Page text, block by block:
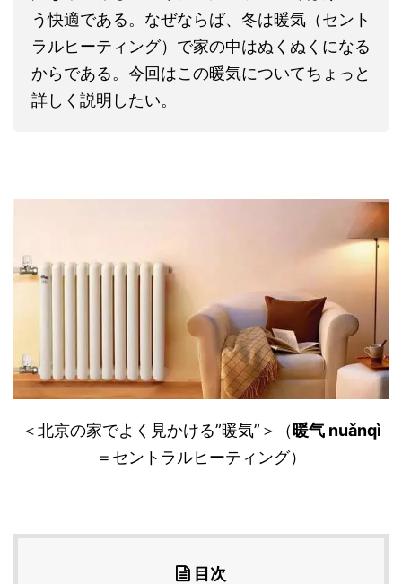
う快適である。なぜならば、冬は暖気（セント
ラルヒーティング）で家の中はぬくぬくになる
からである。今回はこの暖気についてちょっと
詳しく説明したい。
＜北京の家でよく見かける”暖気”＞（ 暖气 nuǎnqì
＝セントラルヒーティング）
目次